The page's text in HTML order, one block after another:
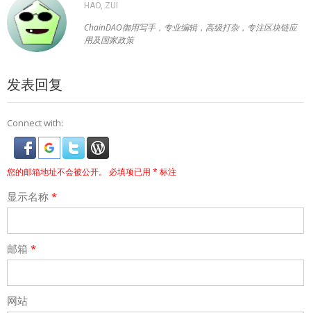
HAO, ZUI
ChainDAO御用写手，专业编辑，高级打杂，专注区块链应
用及国家政策
发表回复
Connect with:
您的邮箱地址不会被公开。 必填项已用 * 标注
显示名称 *
邮箱 *
网站